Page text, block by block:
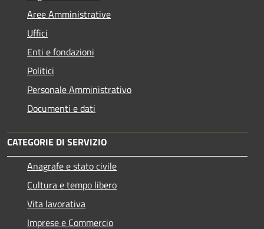
Aree Amministrative
Uffici
Enti e fondazioni
Politici
Personale Amministrativo
Documenti e dati
CATEGORIE DI SERVIZIO
Anagrafe e stato civile
Cultura e tempo libero
Vita lavorativa
Imprese e Commercio